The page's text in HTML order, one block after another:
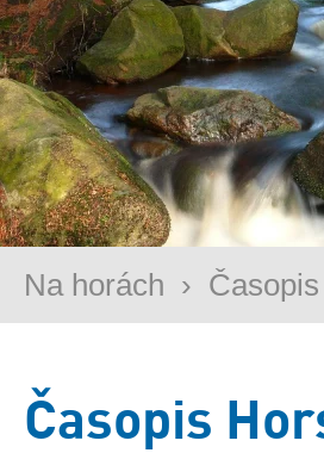
Na horách ›
Časopis